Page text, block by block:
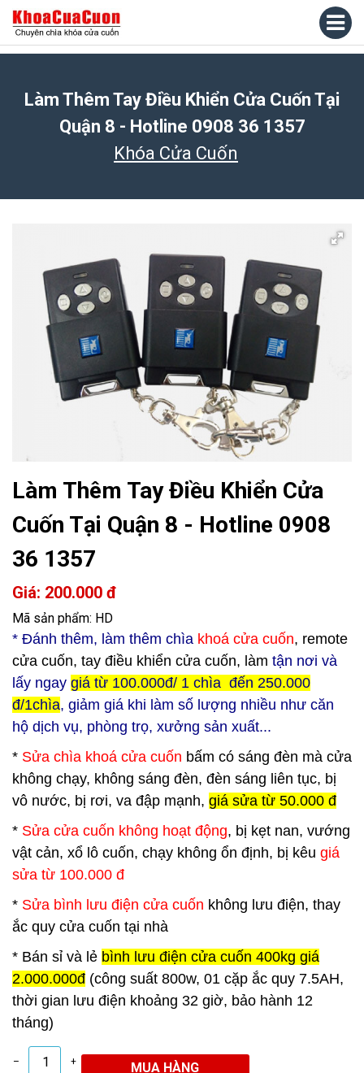
Làm Thêm Tay Điều Khiển Cửa Cuốn Tại
Quận 8 - Hotline 0908 36 1357
Khóa Cửa Cuốn
Làm Thêm Tay Điều Khiển Cửa
Cuốn Tại Quận 8 - Hotline 0908
36 1357
Giá: 200.000 đ
Mã sản phẩm: HD
* Đánh thêm, làm thêm chìa khoá cửa cuốn, remote
cửa cuốn, tay điều khiển cửa cuốn, làm tận nơi và
lấy ngay giá từ 100.000đ/ 1 chìa đến 250.000
đ/1chìa, giảm giá khi làm số lượng nhiều như căn
hộ dịch vụ, phòng trọ, xưởng sản xuất...
* Sửa chìa khoá cửa cuốn bấm có sáng đèn mà cửa
không chạy, không sáng đèn, đèn sáng liên tục, bị
vô nước, bị rơi, va đập mạnh, giá sửa từ 50.000 đ
* Sửa cửa cuốn không hoạt động, bị kẹt nan, vướng
vật cản, xổ lô cuốn, chạy không ổn định, bị kêu giá
sửa từ 100.000 đ
* Sửa bình lưu điện cửa cuốn không lưu điện, thay
ắc quy cửa cuốn tại nhà
* Bán sỉ và lẻ bình lưu điện cửa cuốn 400kg giá
2.000.000đ (công suất 800w, 01 cặp ắc quy 7.5AH,
thời gian lưu điện khoảng 32 giờ, bảo hành 12
tháng)
– +